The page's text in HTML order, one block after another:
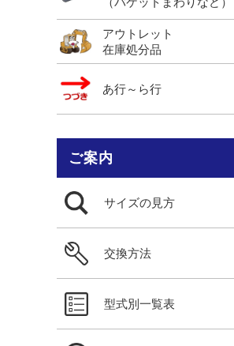
アウトレット
在庫処分品
あ行～ら行
ご案内
サイズの見方
交換方法
型式別一覧表